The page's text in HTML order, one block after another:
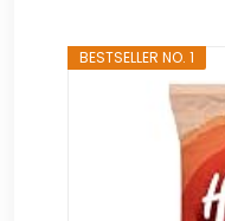
BESTSELLER NO. 1